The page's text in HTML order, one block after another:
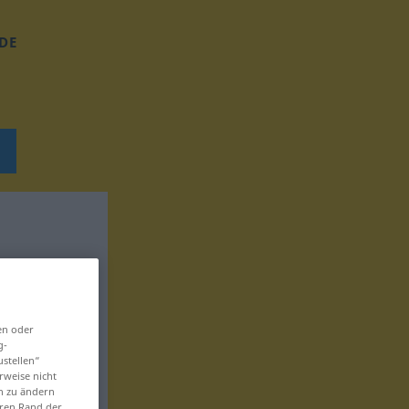
DE
oder
nicht
zu ändern